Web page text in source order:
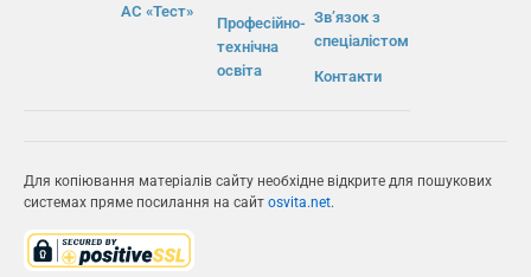
АС «Тест»
Професійно-
технічна
освіта
Зв’язок з
спеціалістом
Контакти
Для копіювання матеріалів сайту необхідне відкрите для пошукових
системах пряме посилання на сайт osvita.net.